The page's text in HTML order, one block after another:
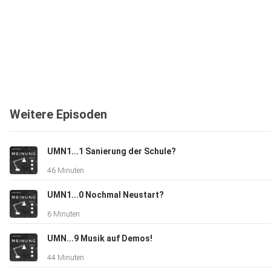
Weitere Episoden
UMN1...1 Sanierung der Schule?
46 Minuten
UMN1...0 Nochmal Neustart?
6 Minuten
UMN...9 Musik auf Demos!
44 Minuten